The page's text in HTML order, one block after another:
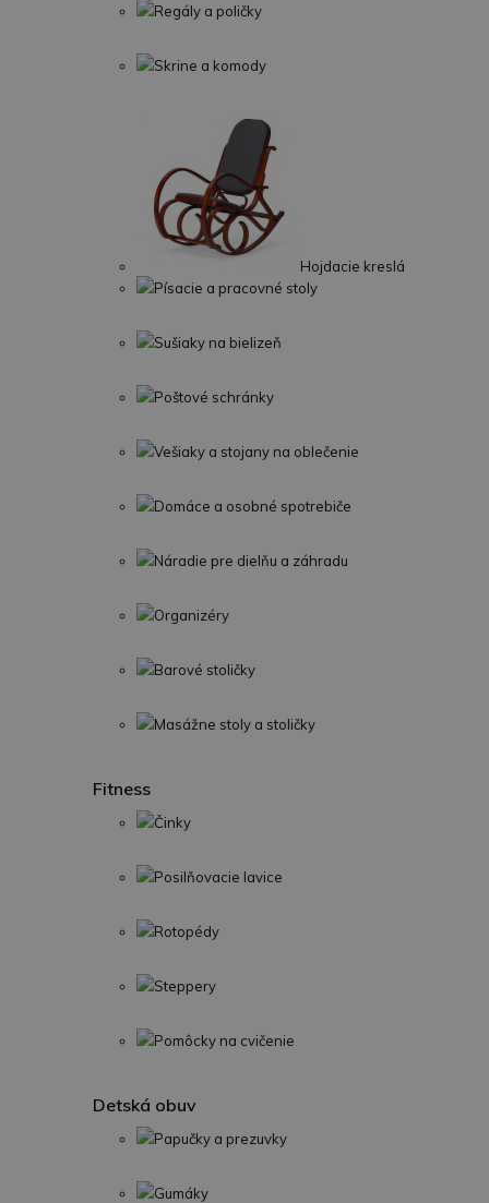
Regály a poličky
Skrine a komody
Hojdacie kreslá
Písacie a pracovné stoly
Sušiaky na bielizeň
Poštové schránky
Vešiaky a stojany na oblečenie
Domáce a osobné spotrebiče
Náradie pre dielňu a záhradu
Organizéry
Barové stoličky
Masážne stoly a stoličky
Fitness
Činky
Posilňovacie lavice
Rotopédy
Steppery
Pomôcky na cvičenie
Detská obuv
Papučky a prezuvky
Gumáky